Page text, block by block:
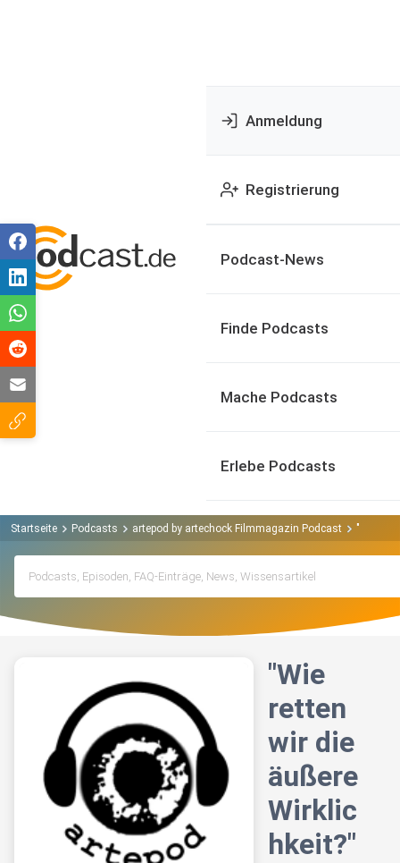
Anmeldung
Registrierung
Podcast-News
Finde Podcasts
Mache Podcasts
Erlebe Podcasts
Startseite Podcasts artepod by artechock Filmmagazin Podcast "Wie
"Wie
retten
wir die
äußere
Wirklic
hkeit?"